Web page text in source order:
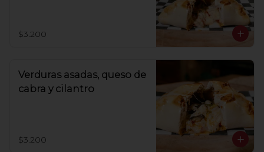
$3.200
Verduras asadas, queso de
cabra y cilantro
$3.200